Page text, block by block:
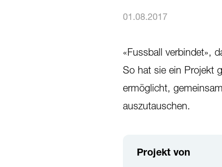
01.08.2017
«Fussball verbindet»,
So hat sie ein Projekt
ermöglicht,
auszutauschen.
Projekt von